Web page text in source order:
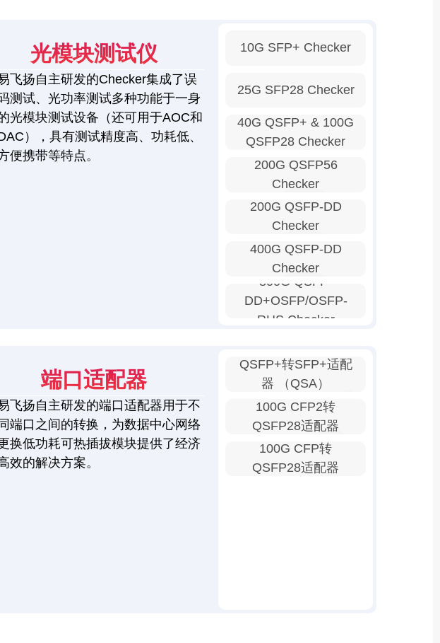
光模块测试仪
飞扬自主研发的Checker集成了误
测试、光功率测试多种功能于一身
光模块测试设备（还可用于AOC和
），具有测试精度高、功耗低、
便携带等特点。
10G SFP+ Checker
25G SFP28 Checker
40G QSFP+ & 100G
QSFP28 Checker
200G QSFP56
Checker
200G QSFP-DD
Checker
400G QSFP-DD
Checker
800G QSFP-
DD+OSFP/OSFP-
RHS Checker
端口适配器
飞扬自主研发的端口适配器用于不
同端口之间的转换，为数据中心网络
换低功耗可热插拔模块提供了经济
效的解决方案。
QSFP+转SFP+适配
器 （QSA）
100G CFP2转
QSFP28适配器
100G CFP转
QSFP28适配器